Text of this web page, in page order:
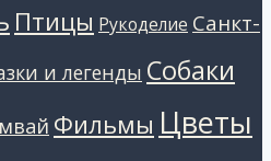
Птицы Рукоделие Санкт-
и легенды Собаки
Фильмы Цветы